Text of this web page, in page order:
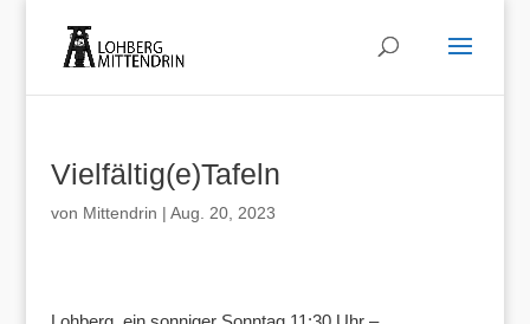
Vielfältig(e)Tafeln
von Mittendrin | Aug. 20, 2023